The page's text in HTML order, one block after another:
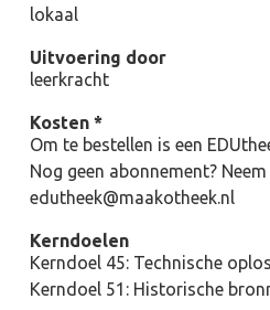
lokaal
Uitvoering door
leerkracht
Kosten *
Om te bestellen is een
Nog geen abonnement?
edutheek@maakotheek.nl
Kerndoelen
Kerndoel 45: Technische
Kerndoel 51: Historische